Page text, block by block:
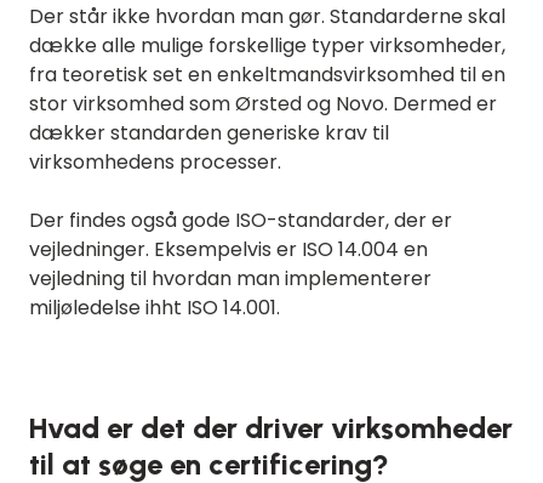
Der står ikke hvordan man gør. Standarderne skal
dække alle mulige forskellige typer virksomheder,
fra teoretisk set en enkeltmandsvirksomhed til en
stor virksomhed som Ørsted og Novo. Dermed er
dækker standarden generiske krav til
virksomhedens processer.
Der findes også gode ISO-standarder, der er
vejledninger. Eksempelvis er ISO 14.004 en
vejledning til hvordan man implementerer
miljøledelse ihht ISO 14.001.
Hvad er det der driver virksomheder
til at søge en certificering?